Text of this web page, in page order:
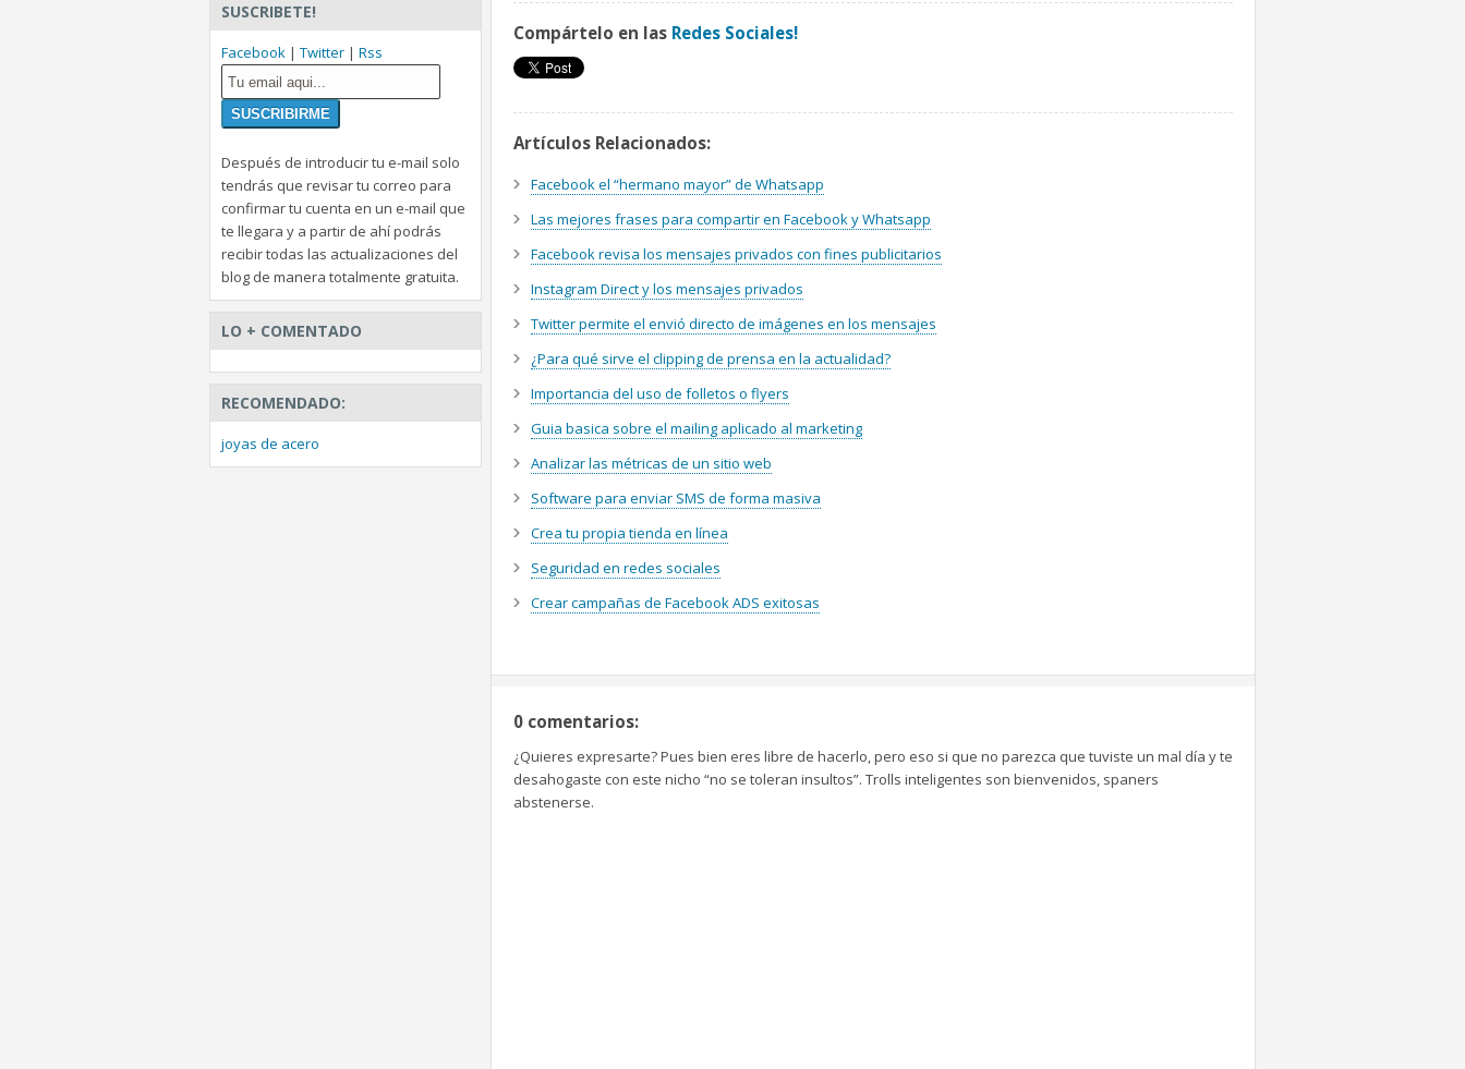
Compártelo en las Redes Sociales!
Artículos Relacionados:
Facebook el “hermano mayor” de Whatsapp
Las mejores frases para compartir en Facebook y Whatsapp
Facebook revisa los mensajes privados con fines publicitarios
Instagram Direct y los mensajes privados
Twitter permite el envió directo de imágenes en los mensajes
¿Para qué sirve el clipping de prensa en la actualidad?
Importancia del uso de folletos o flyers
Guia basica sobre el mailing aplicado al marketing
Analizar las métricas de un sitio web
Software para enviar SMS de forma masiva
Crea tu propia tienda en línea
Seguridad en redes sociales
Crear campañas de Facebook ADS exitosas
0 comentarios:
¿Quieres expresarte? Pues bien eres libre de hacerlo, pero eso si que no parezca que tuviste un mal día y te
desahogaste con este nicho “no se toleran insultos”. Trolls inteligentes son bienvenidos, spaners
abstenerse.
SUSCRIBETE!
Facebook | Twitter | Rss
Después de introducir tu e-mail solo
tendrás que revisar tu correo para
confirmar tu cuenta en un e-mail que
te llegara y a partir de ahí podrás
recibir todas las actualizaciones del
blog de manera totalmente gratuita.
LO + COMENTADO
RECOMENDADO:
joyas de acero